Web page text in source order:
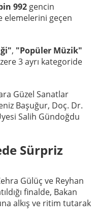
992 gencin
elemelerini geçen
, "Popüler Müzik"
3 ayrı kategoride
Güzel Sanatlar
Başuğur, Doç. Dr.
Salih Gündoğdu
Sürpriz
Gülüç ve Reyhan
finalde, Bakan
alkış ve ritim tutarak